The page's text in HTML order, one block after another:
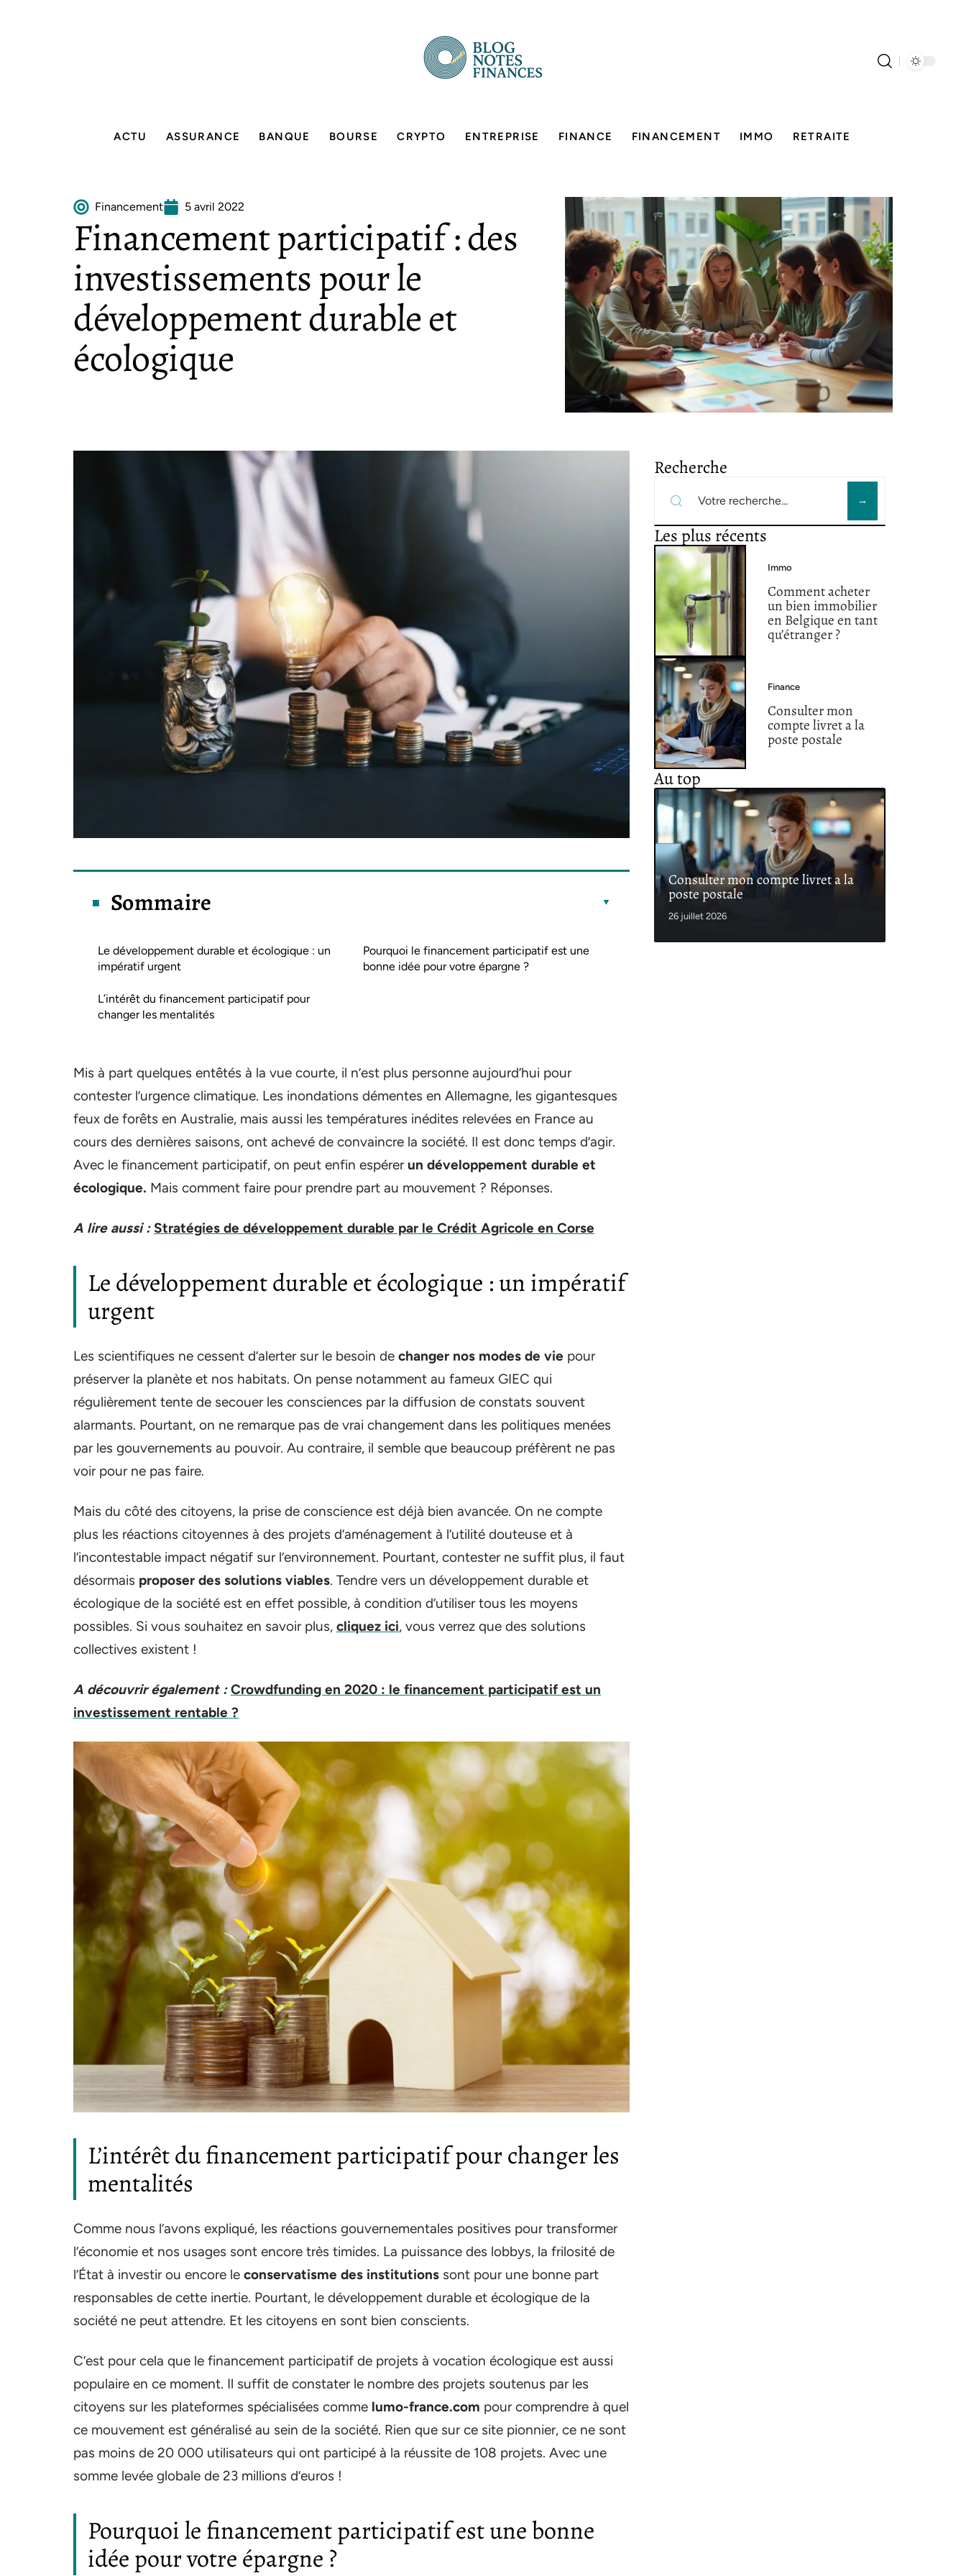
ACTU ASSURANCE BANQUE BOURSE CRYPTO ENTREPRISE FINANCE FINANCEMENT IMMO RETRAITE
Financement 5 avril 2022
Financement participatif : des
investissements pour le
développement durable et
écologique
Sommaire
Le développement durable et écologique : un
impératif urgent
L’intérêt du financement participatif pour
changer les mentalités
Pourquoi le financement participatif est une
bonne idée pour votre épargne ?
Mis à part quelques entêtés à la vue courte, il n’est plus personne aujourd’hui pour
contester l’urgence climatique. Les inondations démentes en Allemagne, les gigantesques
feux de forêts en Australie, mais aussi les températures inédites relevées en France au
cours des dernières saisons, ont achevé de convaincre la société. Il est donc temps d’agir.
Avec le financement participatif, on peut enfin espérerun développement durable et
écologique. Mais comment faire pour prendre part au mouvement ? Réponses.
A lire aussi : Stratégies de développement durable par le Crédit Agricole en Corse
Le développement durable et écologique : un impératif
urgent
Les scientifiques ne cessent d’alerter sur le besoin de changer nos modes de vie pour
préserver la planète et nos habitats. On pense notamment au fameux GIEC qui
régulièrement tente de secouer les consciences par la diffusion de constats souvent
alarmants. Pourtant, on ne remarque pas de vrai changement dans les politiques menées
par les gouvernements au pouvoir. Au contraire, il semble que beaucoup préfèrent ne pas
voir pour ne pas faire.
Mais du côté des citoyens, la prise de conscience est déjà bien avancée. On ne compte
plus les réactions citoyennes à des projets d’aménagement à l’utilité douteuse et à
l’incontestable impact négatif sur l’environnement. Pourtant, contester ne suffit plus, il faut
désormais proposer des solutions viables. Tendre vers un développement durable et
écologique de la société est en effet possible, à condition d’utiliser tous les moyens
possibles. Si vous souhaitez en savoir plus, cliquez ici, vous verrez que des solutions
collectives existent !
A découvrir également : Crowdfunding en 2020 : le financement participatif est un
investissement rentable ?
L’intérêt du financement participatif pour changer les
mentalités
Comme nous l’avons expliqué, les réactions gouvernementales positives pour transformer
l’économie et nos usages sont encore très timides. La puissance des lobbys, la frilosité de
l’État à investir ou encore le conservatisme des institutions sont pour une bonne part
responsables de cette inertie. Pourtant, le développement durable et écologique de la
société ne peut attendre. Et les citoyens en sont bien conscients.
C’est pour cela que le financement participatif de projets à vocation écologique est aussi
populaire en ce moment. Il suffit de constater le nombre des projets soutenus par les
citoyens sur les plateformes spécialisées comme lumo-france.com pour comprendre à quel
ce mouvement est généralisé au sein de la société. Rien que sur ce site pionnier, ce ne sont
pas moins de 20 000 utilisateurs qui ont participé à la réussite de 108 projets. Avec une
somme levée globale de 23 millions d’euros !
Pourquoi le financement participatif est une bonne
idée pour votre épargne ?
Recherche
Les plus récents
Immo
Comment acheter
un bien immobilier
en Belgique en tant
qu’étranger ?
Finance
Consulter mon
compte livret a la
poste postale
Au top
Consulter mon compte livret a la
poste postale
26 juillet 2026